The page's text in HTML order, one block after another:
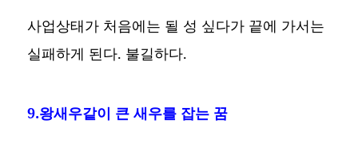
사업상태가 처음에는 될 성 싶다가 끝에 가서는
실패하게 된다. 불길하다.
9.왕새우같이 큰 새우를 잡는 꿈